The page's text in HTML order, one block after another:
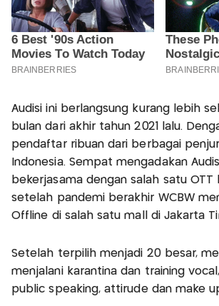
Audisi ini berlangsung kurang lebih
bulan dari akhir tahun 2021 lalu.
pendaftar ribuan dari berbagai
Indonesia. Sempat mengadakan
bekerjasama dengan salah satu OTT
setelah pandemi berakhir WCBW
Offline di salah satu mall di Jakarta
Setelah terpilih menjadi 20 besar,
menjalani karantina dan training
public speaking, attirude dan make